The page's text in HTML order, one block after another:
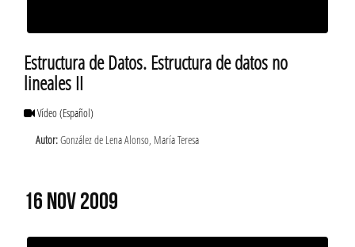
Estructura de Datos. Estructura de datos no
lineales II
Vídeo(Español)
Autor:González de Lena Alonso, María Teresa
16 NOV 2009